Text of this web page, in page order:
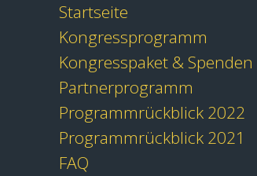
Startseite
Kongressprogramm
Kongresspaket & Spenden
Partnerprogramm
Programmrückblick 2022
Programmrückblick 2021
FAQ